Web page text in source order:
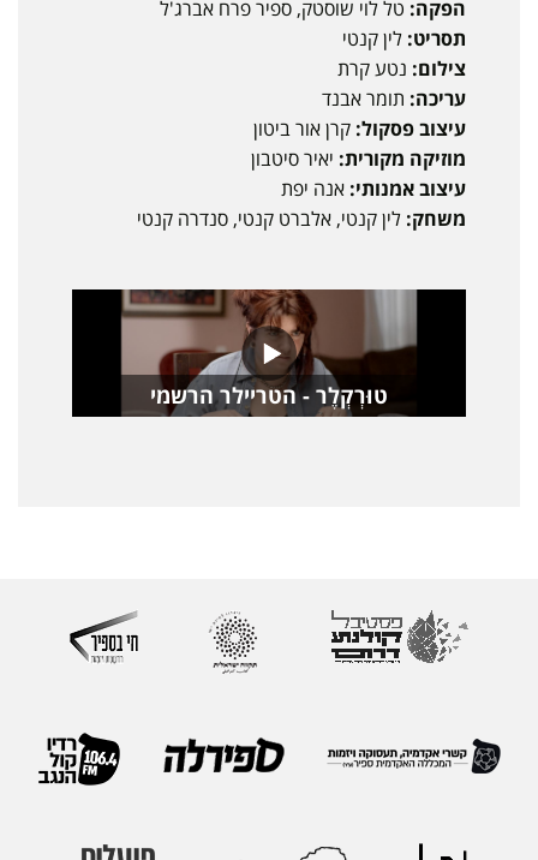
הפקה: טל לוי שוסטק, ספיר פרח אברג'ל
תסריט: לין קנטי
צילום: נטע קרת
עריכה: תומר אבנד
עיצוב פסקול: קרן אור ביטון
מוזיקה מקורית: יאיר סיטבון
עיצוב אמנותי: אנה יפת
משחק: לין קנטי, אלברט קנטי, סנדרה קנטי
טוּרְקְלֶר - הטריילר הרשמי